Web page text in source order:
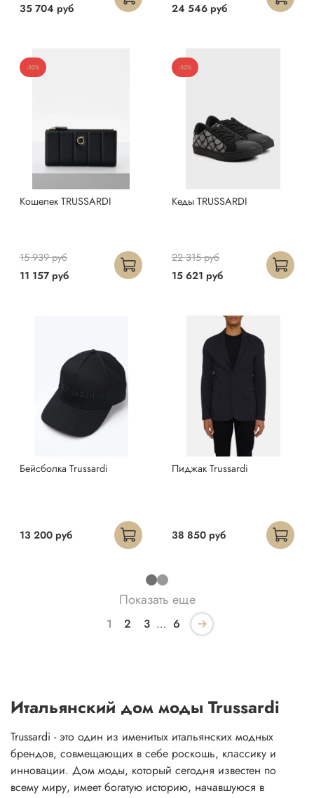
35 704 руб 24 546 руб
-30%
Кошелек TRUSSARDI
11 157 руб
15 939 руб
-30%
Кеды TRUSSARDI
15 621 руб
22 315 руб
Бейсболка Trussardi
13 200 руб
Пиджак Trussardi
38 850 руб
Показать еще
1 2 3 … 6
Итальянский дом моды Trussardi
Trussardi - это один из именитых итальянских модных
брендов, совмещающих в себе роскошь, классику и
инновации. Дом моды, который сегодня известен по
всему миру, имеет богатую историю, начавшуюся в